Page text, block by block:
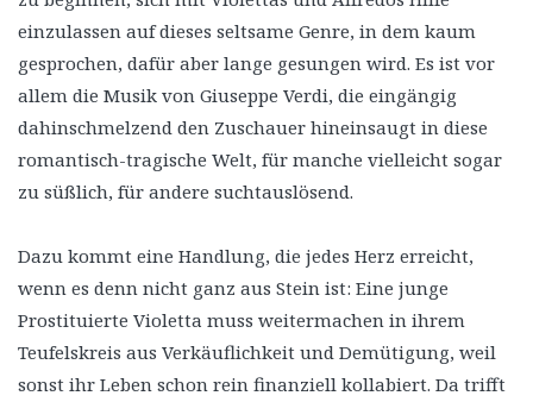
einzulassen auf dieses seltsame Genre, in dem kaum
gesprochen, dafür aber lange gesungen wird. Es ist vor
allem die Musik von Giuseppe Verdi, die eingängig
dahinschmelzend den Zuschauer hineinsaugt in diese
romantisch-tragische Welt, für manche vielleicht sogar
zu süßlich, für andere suchtauslösend.
Dazu kommt eine Handlung, die jedes Herz erreicht,
wenn es denn nicht ganz aus Stein ist: Eine junge
Prostituierte Violetta muss weitermachen in ihrem
Teufelskreis aus Verkäuflichkeit und Demütigung, weil
sonst ihr Leben schon rein finanziell kollabiert. Da trifft